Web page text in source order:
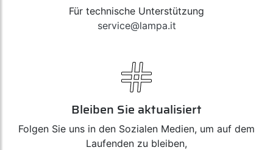
Für technische Unterstützung
service@lampa.it
Bleiben Sie aktualisiert
Folgen Sie uns in den Sozialen Medien, um auf dem
Laufenden zu bleiben,